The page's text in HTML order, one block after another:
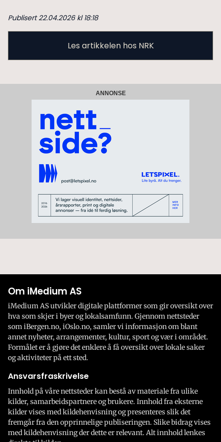
Publisert 22.04.2026 kl 18:18
Les artikkelen hos NRK
ANNONSE
Om iMedium AS
iMedium AS utvikler digitale plattformer som gir oversikt over
hva som skjer i byer og lokalsamfunn. Gjennom nettsteder
som iBergen.no, iOslo.no, samler vi informasjon om blant
annet nyheter, arrangementer, kultur, sport og vær i området.
Formålet er å gjøre det enklere å få oversikt over lokale saker
og aktiviteter på ett sted.
Ansvarsfraskrivelse
Innhold på våre nettsteder kan bestå av materiale fra ulike
kilder, samarbeidspartnere og brukere. Innhold fra eksterne
kilder vises med kildehenvisning og presenteres slik det
fremgår fra den opprinnelige publiseringen. Slike bidrag vises
med kildehenvisning der dette er relevant. Alt innhold lenkes